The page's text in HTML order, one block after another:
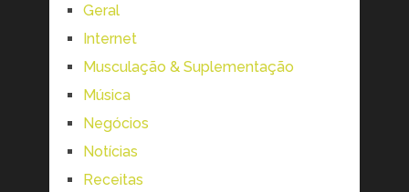
Geral
Internet
Musculação & Suplementação
Música
Negócios
Notícias
Receitas